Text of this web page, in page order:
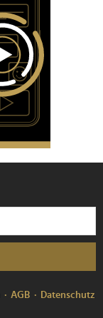
AGB
Datenschutz